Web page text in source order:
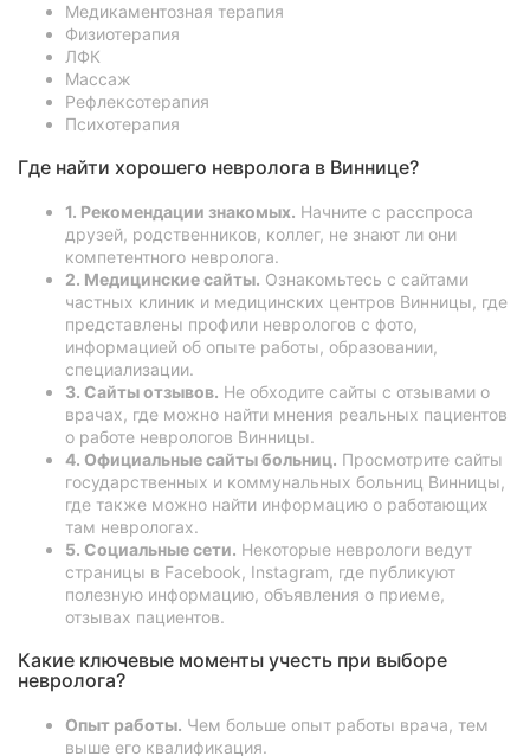
Медикаментозная терапия
Физиотерапия
ЛФК
Массаж
Рефлексотерапия
Психотерапия
Где найти хорошего невролога в Виннице?
1. Рекомендации знакомых. Начните с расспроса
друзей, родственников, коллег, не знают ли они
компетентного невролога.
2. Медицинские сайты. Ознакомьтесь с сайтами
частных клиник и медицинских центров Винницы, где
представлены профили неврологов с фото,
информацией об опыте работы, образовании,
специализации.
3. Сайты отзывов. Не обходите сайты с отзывами о
врачах, где можно найти мнения реальных пациентов
о работе неврологов Винницы.
4. Официальные сайты больниц. Просмотрите сайты
государственных и коммунальных больниц Винницы,
где также можно найти информацию о работающих
там неврологах.
5. Социальные сети. Некоторые неврологи ведут
страницы в Facebook, Instagram, где публикуют
полезную информацию, объявления о приеме,
отзывах пациентов.
Какие ключевые моменты учесть при выборе
невролога?
Опыт работы. Чем больше опыт работы врача, тем
выше его квалификация.